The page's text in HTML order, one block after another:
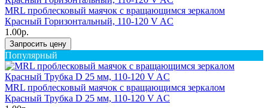
MRL проблесковый маячок с вращающимся зеркалом
Красный Горизонтальный, 110-120 V AC
1.00р.
Запросить цену
Популярный
MRL проблесковый маячок с вращающимся зеркалом
Красный Трубка D 25 мм, 110-120 V AC